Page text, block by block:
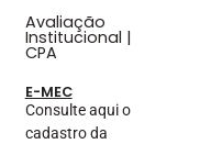
Avaliação
Institucional |
CPA
E-MEC
Consulte aqui o
cadastro da